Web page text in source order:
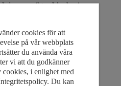
deras ansikte så hade vi
på bilderna, det är med
bästa investering jag har gjort
mjuk ljus på folk att det är
Kolla noga så får du se!
cookies för att
på vår webbplats
du använda våra
vi att du godkänner
cookies, i enlighet med
Du kan